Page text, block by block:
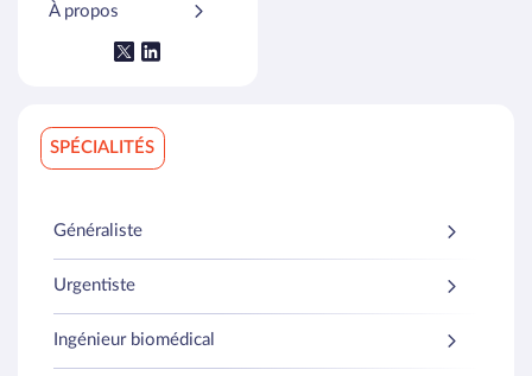
À propos
SPÉCIALITÉS
Généraliste
Urgentiste
Ingénieur biomédical